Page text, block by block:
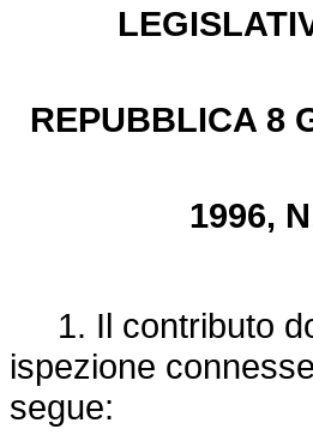
REPUBBLICA 8
1996,
1. Il contributo
ispezione
segue: